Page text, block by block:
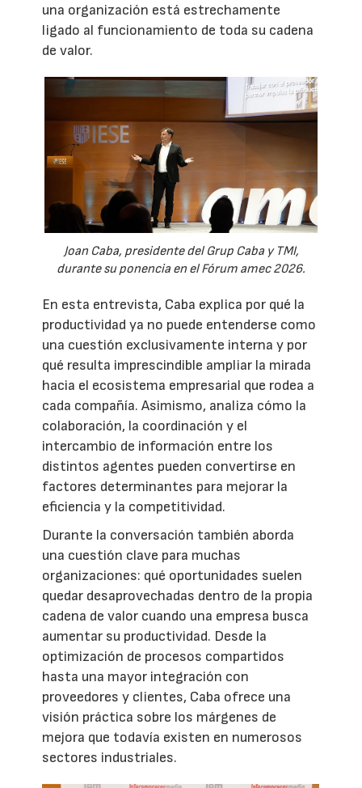
una organización está estrechamente
ligado al funcionamiento de toda su cadena
de valor.
Joan Caba, presidente del Grup Caba y TMI,
durante su ponencia en el Fórum amec 2026.
En esta entrevista, Caba explica por qué la
productividad ya no puede entenderse como
una cuestión exclusivamente interna y por
qué resulta imprescindible ampliar la mirada
hacia el ecosistema empresarial que rodea a
cada compañía. Asimismo, analiza cómo la
colaboración, la coordinación y el
intercambio de información entre los
distintos agentes pueden convertirse en
factores determinantes para mejorar la
eficiencia y la competitividad.
Durante la conversación también aborda
una cuestión clave para muchas
organizaciones: qué oportunidades suelen
quedar desaprovechadas dentro de la propia
cadena de valor cuando una empresa busca
aumentar su productividad. Desde la
optimización de procesos compartidos
hasta una mayor integración con
proveedores y clientes, Caba ofrece una
visión práctica sobre los márgenes de
mejora que todavía existen en numerosos
sectores industriales.